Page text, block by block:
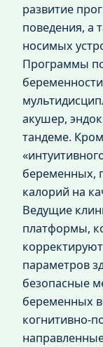
развитие
поведения, а
носимых
Программы
акушер,
тандеме.
беременных,
калорий на
Ведущие
платформы,
параметров
безопасные
беременных
когнитивно-